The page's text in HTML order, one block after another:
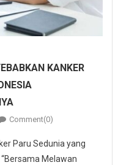
KANKER
Comment(0)
Paru Sedunia yang
Melawan